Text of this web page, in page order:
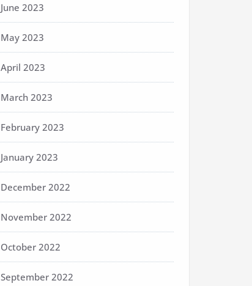
June 2023
May 2023
April 2023
March 2023
February 2023
January 2023
December 2022
November 2022
October 2022
September 2022